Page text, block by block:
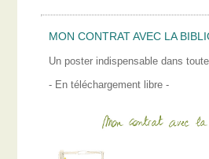
MON CONTRAT AVEC LA
Un poster indispensable dans
- En téléchargement libre -